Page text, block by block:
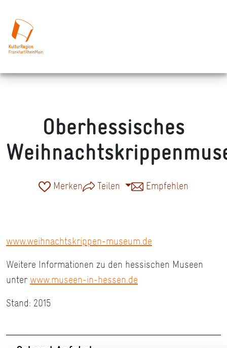
Oberhessisches
Merken Teilen Empfehlen
www.weihnachtskrippen-museum.de
Weitere Informationen zu den hessischen Museen
unter www.museen-in-hessen.de
Stand: 2015